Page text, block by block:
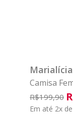
Marialícia
Camisa
Marialícia
R$199,90
Em até 2x